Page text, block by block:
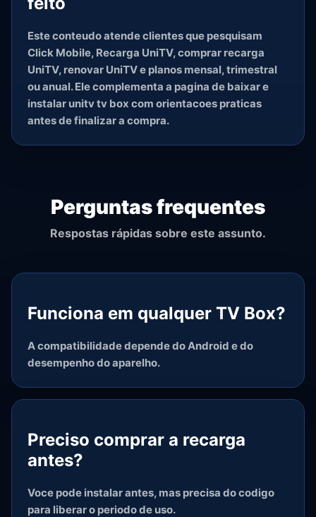
Este conteudo atende clientes que pesquisam
Click Mobile, Recarga UniTV, comprar recarga
UniTV, renovar UniTV e planos mensal, trimestral
ou anual. Ele complementa a pagina de baixar e
instalar unitv tv box com orientacoes praticas
antes de finalizar a compra.
Perguntas frequentes
Respostas rápidas sobre este assunto.
Funciona em qualquer TV Box?
A compatibilidade depende do Android e do
desempenho do aparelho.
Preciso comprar a recarga
antes?
Voce pode instalar antes, mas precisa do codigo
para liberar o periodo de uso.